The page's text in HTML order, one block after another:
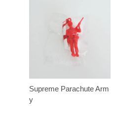
Supreme Parachute Arm
y